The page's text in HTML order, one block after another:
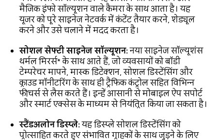
मैजिक इंफो सॉल्यूशन वाले कैमरा के साथ आता है। यह
यूजर को पूरे साइनेज नेटवर्क में कंटेंट तैयार करने, शेड्यूल
करने और उसे चलाने में मदद करता है।
सोशल सेफ्टी साइनेज सॉल्यूशन:नया साइनेज सॉल्यूशंस
थर्मल मिरर्स* के साथ आते हैं, जो व्यवसायों को बॉडी
टेम्परेचर मापने, मास्क डिटेक्शन, सोशल डिस्टेंसिंग और
क्राउड मॉनीटरिंग के साथ ही ट्रैफिक कंट्रोल सहित विभिन्न
फीचर्स से लैस करते हैं। इन्हें आसानी से मोबाइल ऐप सपोर्ट
और स्मार्ट एक्सेस के माध्यम से नियंत्रित किया जा सकता है।
स्टैंडअलोन डिस्प्ले:यह डिस्प्ले सोशल डिस्टेंसिंग को
प्रोत्साहित करते हुए संभावित ग्राहकों के साथ जुड़ने के लिए